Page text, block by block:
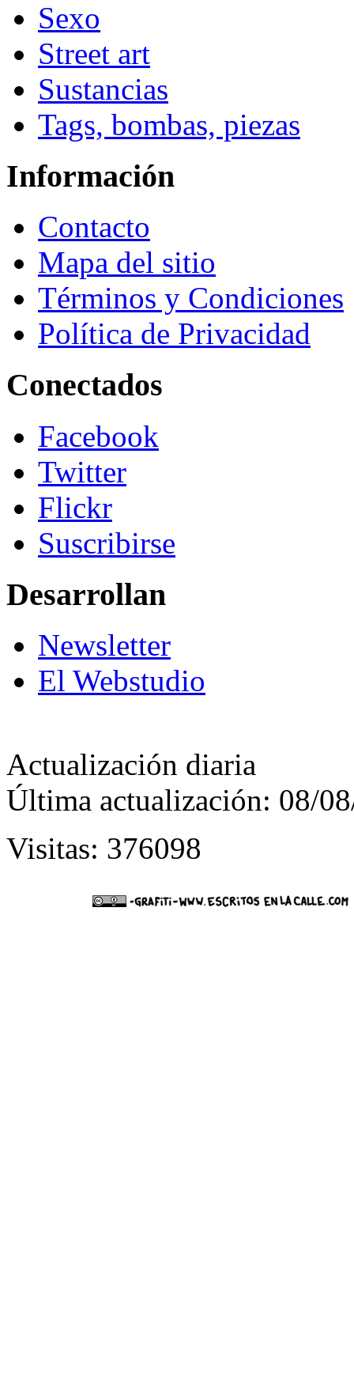
Sexo
Street art
Sustancias
Tags, bombas, piezas
Información
Contacto
Mapa del sitio
Términos y Condiciones
Política de Privacidad
Conectados
Facebook
Twitter
Flickr
Suscribirse
Desarrollan
Newsletter
El Webstudio
Actualización diaria
Última actualización: 08/
Visitas: 376098